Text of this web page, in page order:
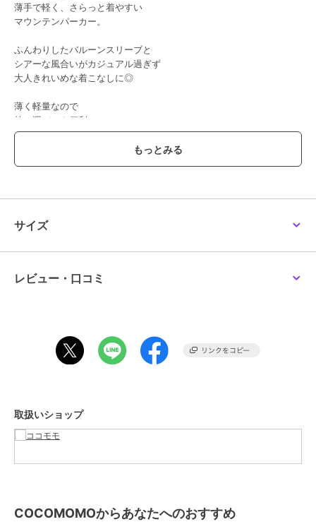
薄手で軽く、さらっと着やすい
マウンテンパーカー。
ふんわりしたバルーンスリーブと
シアーな風合いがカジュアル過ぎず
大人きれいめな着こなしに◎
薄く軽量なので
持ち運びにも便利♪
さっと羽織りやすい
■サイズ
［M］
［L］
ホワイト / ライトブラウン / ブラック
ライトグリーン / ピンク / ブルー
ナイロン100%
裏地 なし
実寸(cm)は画像をご参照ください。
サイズ
レビュー・口コミ
取扱いショップ
COCOMOMOからあなたへのおすすめ